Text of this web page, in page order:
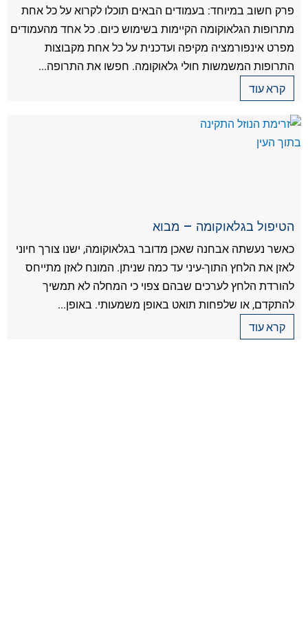
פרק חשוב במיוחד: בעמודים הבאים תוכלו לקרוא על כל אחת
מתרופות הגלאוקומה הקיימות בשימוש כיום. כל אחד מהעמודים
מפרט אינפורמציה מקיפה ועדכנית על כל אחת מקבוצות
התרופות המשמשות חולי גלאוקומה. חפשו את התרופה...
קרא עוד
הטיפול בגלאוקומה – מבוא
כאשר נעשתה אבחנה שאכן מדובר בגלאוקומה, ישנו צורך חיוני
לאזן את הלחץ התוך-עיני עד כמה שניתן. המונח לאזן מתייחס
להורדת הלחץ לערכים שבהם צפוי כי המחלה לא תמשיך
להתקדם, או שלפחות תואט באופן משמעותי. באופן...
קרא עוד